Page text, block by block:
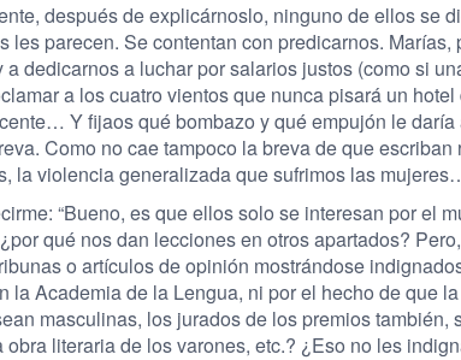
después de explicárnoslo, ninguno de ellos se
les parecen. Se contentan con predicarnos.
a dedicarnos a luchar por salarios justos (como si
a los cuatro vientos que nunca pisará un
Y fijaos qué bombazo y qué empujón le
Como no cae tampoco la breva de que
la violencia generalizada que sufrimos las
“Bueno, es que ellos solo se interesan por el
qué nos dan lecciones en otros apartados?
o artículos de opinión mostrándose
la Academia de la Lengua, ni por el hecho de que
masculinas, los jurados de los premios también,
obra literaria de los varones, etc.? ¿Eso no les